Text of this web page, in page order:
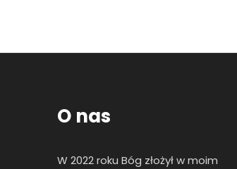
O nas
W 2022 roku Bóg złożył w moim